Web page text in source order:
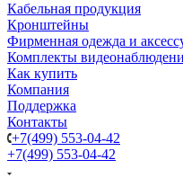
Кабельная продукция
Кронштейны
Фирменная одежда и
Комплекты
Как купить
Компания
Поддержка
Контакты
+7(499) 553-04-42
+7(499) 553-04-42